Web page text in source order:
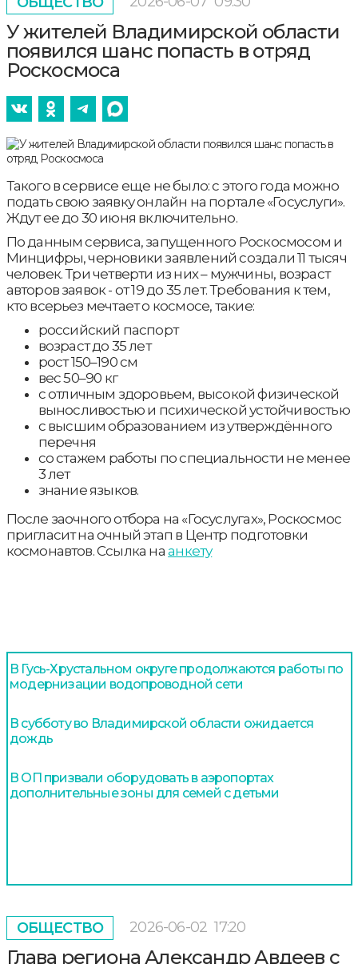
У жителей Владимирской области
появился шанс попасть в отряд
Роскосмоса
Такого в сервисе еще не было: с этого года можно
подать свою заявку онлайн на портале «Госуслуги».
Ждут ее до 30 июня включительно.
По данным сервиса, запущенного Роскосмосом и
Минцифры, черновики заявлений создали 11 тысяч
человек. Три четверти из них – мужчины, возраст
авторов заявок - от 19 до 35 лет. Требования к тем,
кто всерьез мечтает о космосе, такие:
российский паспорт
возраст до 35 лет
рост 150–190 см
вес 50–90 кг
с отличным здоровьем, высокой физической
выносливостью и психической устойчивостью
с высшим образованием из утверждённого
перечня
со стажем работы по специальности не менее
3 лет
знание языков.
После заочного отбора на «Госуслугах», Роскосмос
пригласит на очный этап в Центр подготовки
космонавтов. Ссылка наанкету
В Гусь-Хрустальном округе продолжаются работы по
модернизации водопроводной сети
В субботу во Владимирской области ожидается
дождь
В ОП призвали оборудовать в аэропортах
дополнительные зоны для семей с детьми
ОБЩЕСТВО 2026-06-02 17:20
Глава региона Александр Авдеев с